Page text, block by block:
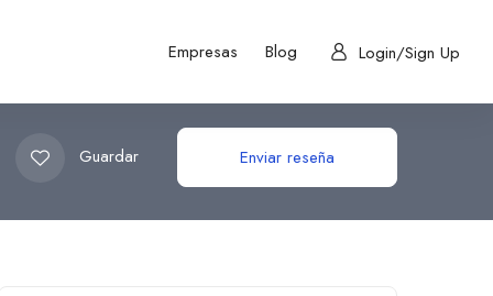
Empresas Blog Login/Sign Up
Guardar Enviar reseña